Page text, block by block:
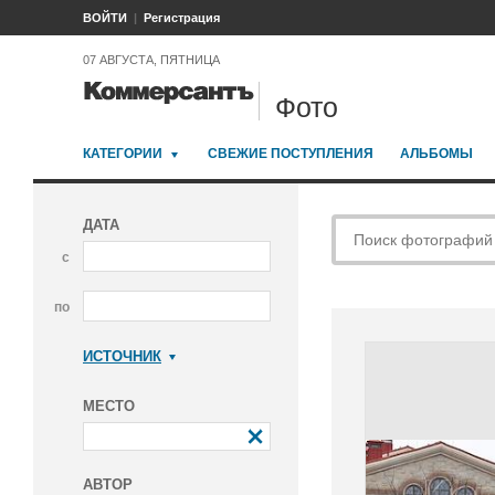
ВОЙТИ Регистрация
07 АВГУСТА, ПЯТНИЦА
Фото
КАТЕГОРИИ СВЕЖИЕ ПОСТУПЛЕНИЯ АЛЬБОМЫ
ДАТА
с
по
ИСТОЧНИК
МЕСТО
АВТОР